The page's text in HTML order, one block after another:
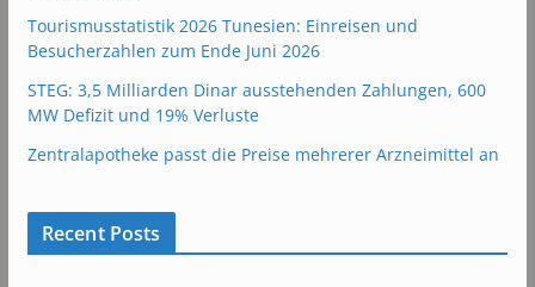
Tourismusstatistik 2026 Tunesien: Einreisen und
Besucherzahlen zum Ende Juni 2026
STEG: 3,5 Milliarden Dinar ausstehenden Zahlungen, 600
MW Defizit und 19% Verluste
Zentralapotheke passt die Preise mehrerer Arzneimittel an
Recent Posts